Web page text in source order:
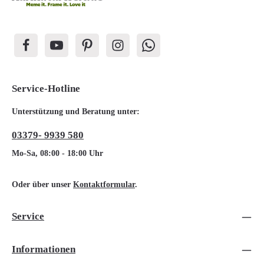
Service-Hotline
Unterstützung und Beratung unter:
03379- 9939 580
Mo-Sa, 08:00 - 18:00 Uhr
Oder über unser Kontaktformular.
Service
Informationen